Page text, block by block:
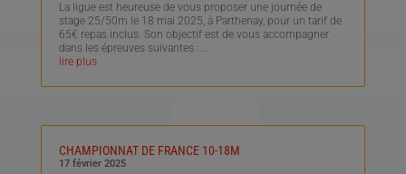
La ligue est heureuse de vous proposer une journée de
stage 25/50m le 18 mai 2025, à Parthenay, pour un tarif de
65€ repas inclus. Son objectif est de vous accompagner
dans les épreuves suivantes :...
lire plus
CHAMPIONNAT DE FRANCE 10-18M
17 février 2025